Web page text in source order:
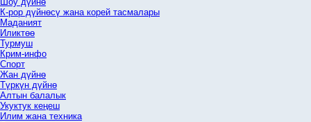
К-рор дүйнөсү жана корей тасмалары
Маданият
Иликтөө
Турмуш
Крим-инфо
Спорт
Жан дүйнө
Түркүн дүйнө
Алтын балалык
Укуктук кеӊеш
Илим жана техника